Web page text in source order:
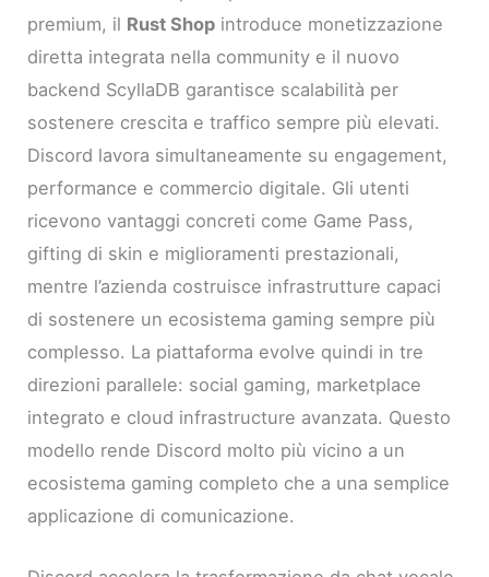
premium, il Rust Shop introduce monetizzazione
diretta integrata nella community e il nuovo
backend ScyllaDB garantisce scalabilità per
sostenere crescita e traffico sempre più elevati.
Discord lavora simultaneamente su engagement,
performance e commercio digitale. Gli utenti
ricevono vantaggi concreti come Game Pass,
gifting di skin e miglioramenti prestazionali,
mentre l’azienda costruisce infrastrutture capaci
di sostenere un ecosistema gaming sempre più
complesso. La piattaforma evolve quindi in tre
direzioni parallele: social gaming, marketplace
integrato e cloud infrastructure avanzata. Questo
modello rende Discord molto più vicino a un
ecosistema gaming completo che a una semplice
applicazione di comunicazione.